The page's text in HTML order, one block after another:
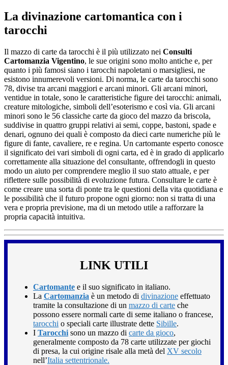
La divinazione cartomantica con i
tarocchi
Il mazzo di carte da tarocchi è il più utilizzato nei Consulti
Cartomanzia Vigentino, le sue origini sono molto antiche e, per
quanto i più famosi siano i tarocchi napoletani o marsigliesi, ne
esistono innumerevoli versioni. Di norma, le carte da tarocchi sono
78, divise tra arcani maggiori e arcani minori. Gli arcani minori,
ventidue in totale, sono le caratteristiche figure dei tarocchi: animali,
creature mitologiche, simboli dell’esoterismo e così via. Gli arcani
minori sono le 56 classiche carte da gioco del mazzo da briscola,
suddivise in quattro gruppi relativi ai semi, coppe, bastoni, spade e
denari, ognuno dei quali è composto da dieci carte numeriche più le
figure di fante, cavaliere, re e regina. Un cartomante esperto conosce
il significato dei vari simboli di ogni carta, ed è in grado di applicarlo
correttamente alla situazione del consultante, offrendogli in questo
modo un aiuto per comprendere meglio il suo stato attuale, e per
riflettere sulle possibilità di evoluzione futura. Consultare le carte è
come creare una sorta di ponte tra le questioni della vita quotidiana e
le possibilità che il futuro propone ogni giorno: non si tratta di una
vera e propria previsione, ma di un metodo utile a rafforzare la
propria capacità intuitiva.
LINK UTILI
Cartomante e il suo significato in italiano.
La Cartomanzia è un metodo di divinazione effettuato
tramite la consultazione di un mazzo di carte che
possono essere normali carte di seme italiano o francese,
tarocchi o speciali carte illustrate dette Sibille.
I Tarocchi sono un mazzo di carte da gioco,
generalmente composto da 78 carte utilizzate per giochi
di presa, la cui origine risale alla metà del XV secolo
nell’Italia settentrionale.